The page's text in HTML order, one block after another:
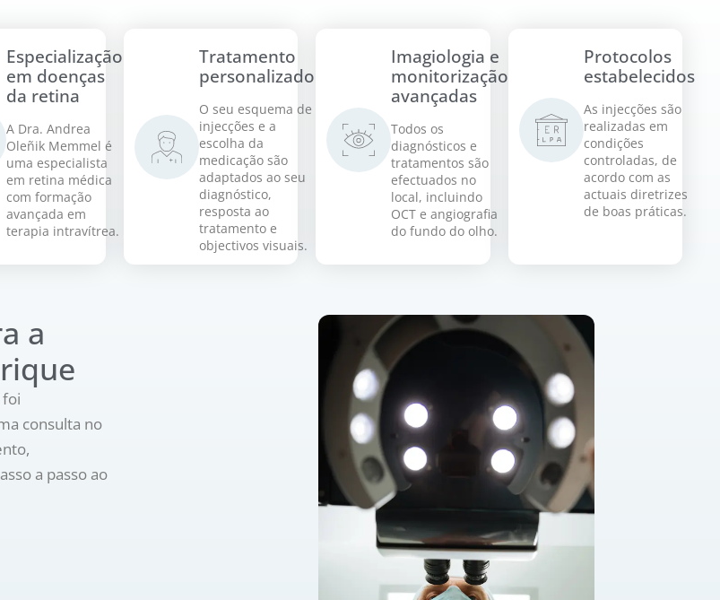
Especialização
em doenças
da retina
A Dra. Andrea
Oleñik Memmel é
uma especialista
em retina médica
com formação
avançada em
terapia intravítrea.
Tratamento
personalizado
O seu esquema de
injecções e a
escolha da
medicação são
adaptados ao seu
diagnóstico,
resposta ao
tratamento e
objectivos visuais.
Imagiologia e
monitorização
avançadas
Todos os
diagnósticos e
tratamentos são
efectuados no
local, incluindo
OCT e angiografia
do fundo do olho.
Protocolos
estabelecidos
As injecções são
realizadas em
condições
controladas, de
acordo com as
actuais diretrizes
de boas práticas.
a
consulta no
a passo ao